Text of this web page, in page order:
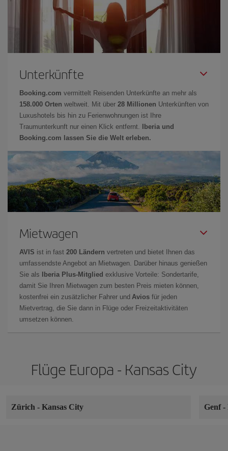
Unterkünfte
Booking.com vermittelt Reisenden Unterkünfte an mehr als
158.000 Orten weltweit. Mit über 28 Millionen Unterkünften von
Luxushotels bis hin zu Ferienwohnungen ist Ihre
Traumunterkunft nur einen Klick entfernt.
Iberia und
Booking.com lassen Sie die Welt erleben.
Mietwagen
AVIS ist in fast 200 Ländern vertreten und bietet Ihnen das
umfassendste Angebot an Mietwagen. Darüber hinaus genießen
Sie als
Iberia Plus-Mitglied exklusive Vorteile: Sondertarife,
damit Sie Ihren Mietwagen zum besten Preis mieten können,
kostenfrei ein zusätzlicher Fahrer und Avios für jeden
Mietvertrag, die Sie dann in Flüge oder Freizeitaktivitäten
umsetzen können.
Flüge Europa - Kansas City
Zürich - Kansas City Genf-